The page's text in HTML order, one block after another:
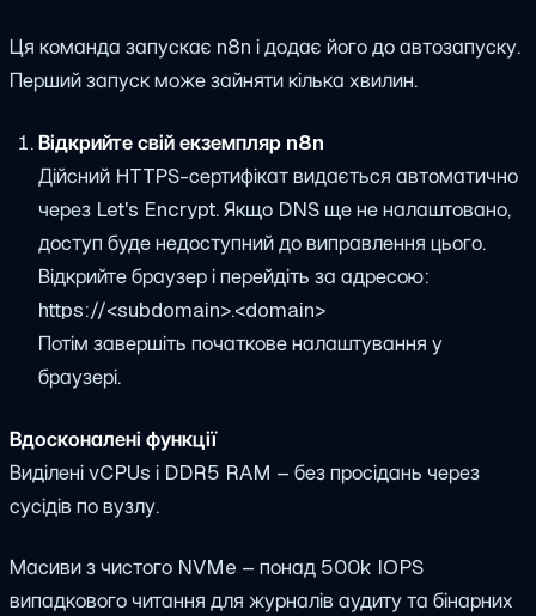
Ця команда запускає n8n і додає його до автозапуску.
Перший запуск може зайняти кілька хвилин.
Відкрийте свій екземпляр n8n
Дійсний HTTPS-сертифікат видається автоматично
через Let's Encrypt. Якщо DNS ще не налаштовано,
доступ буде недоступний до виправлення цього.
Відкрийте браузер і перейдіть за адресою:
https://<subdomain>.<domain>
Потім завершіть початкове налаштування у
браузері.
Вдосконалені функції
Виділені vCPUs і DDR5 RAM – без просідань через
сусідів по вузлу.
Масиви з чистого NVMe – понад 500k IOPS
випадкового читання для журналів аудиту та бінарних